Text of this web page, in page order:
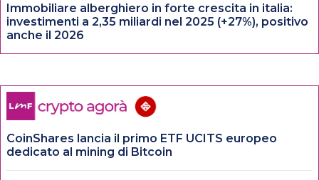
Immobiliare alberghiero in forte crescita in italia:
investimenti a 2,35 miliardi nel 2025 (+27%), positivo
anche il 2026
CoinShares lancia il primo ETF UCITS europeo
dedicato al mining di Bitcoin